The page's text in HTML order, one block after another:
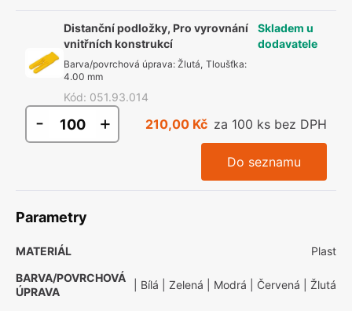
Distanční podložky, Pro vyrovnání
vnitřních konstrukcí
Barva/povrchová úprava: Žlutá, Tloušťka:
4.00 mm
Kód: 051.93.014
Skladem u
dodavatele
- + 210,00 Kč za 100 ks bez DPH
Do seznamu
Parametry
MATERIÁL
Plast
BARVA/POVRCHOVÁ
ÚPRAVA
| Bílá | Zelená | Modrá | Červená | Žlutá